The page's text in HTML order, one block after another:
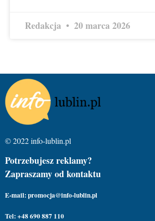
Redakcja 20 marca 2026
© 2022 info-lublin.pl
Potrzebujesz reklamy?
Zapraszamy od kontaktu
E-mail: promocja@info-lublin.pl
Tel: +48 690 887 110